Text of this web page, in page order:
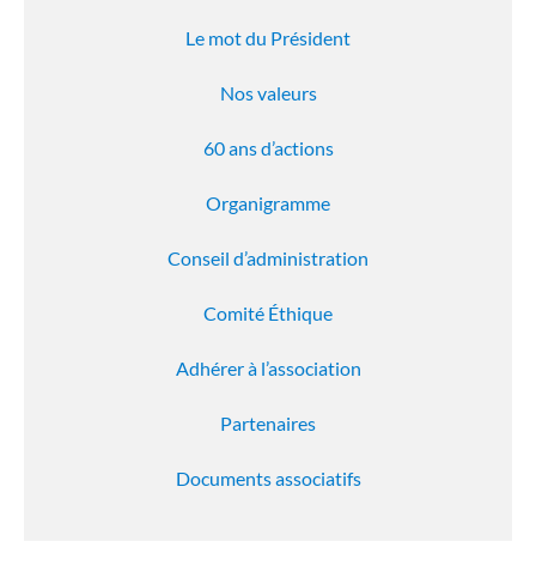
Le mot du Président
Nos valeurs
60 ans d’actions
Organigramme
Conseil d’administration
Comité Éthique
Adhérer à l’association
Partenaires
Documents associatifs